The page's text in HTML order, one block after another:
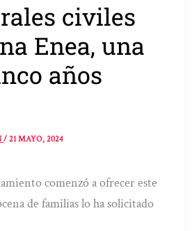
civiles
Enea, una
años
/21 MAYO, 2024
comenzó a ofrecer este
de familias lo ha solicitado